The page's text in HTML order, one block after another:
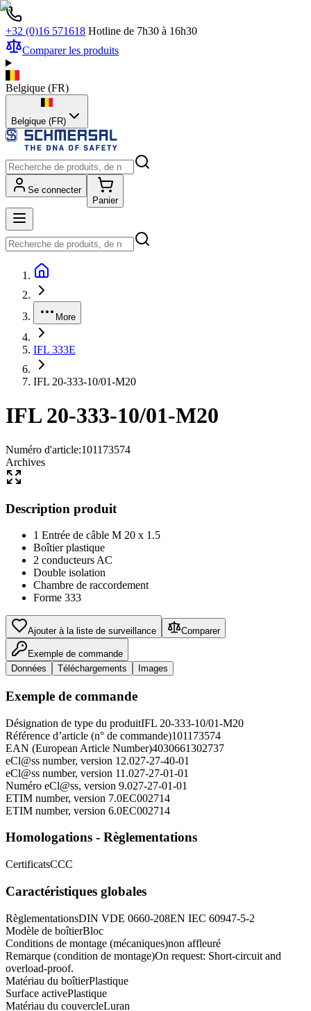
+32 (0)16 571618 Hotline de 7h30 à 16h30
Comparer les produits
Belgique (FR)
Belgique (FR)
Se connecter
Panier
More
IFL 333E
IFL 20-333-10/01-M20
IFL 20-333-10/01-M20
Numéro d'article:101173574
Archives
Description produit
1 Entrée de câble M 20 x 1.5
Boîtier plastique
2 conducteurs AC
Double isolation
Chambre de raccordement
Forme 333
Ajouter à la liste de surveillance Comparer
Exemple de commande
Données
Téléchargements Images
Exemple de commande
Désignation de type du produitIFL 20-333-10/01-M20
Référence d’article (n° de commande)101173574
EAN (European Article Number)4030661302737
eCl@ss number, version 12.027-27-40-01
eCl@ss number, version 11.027-27-01-01
Numéro eCl@ss, version 9.027-27-01-01
ETIM number, version 7.0EC002714
ETIM number, version 6.0EC002714
Homologations - Règlementations
CertificatsCCC
Caractéristiques globales
RèglementationsDIN VDE 0660-208EN IEC 60947-5-2
Modèle de boîtierBloc
Conditions de montage (mécaniques)non affleuré
Remarque (condition de montage)On request: Short-circuit and
overload-proof.
Matériau du boîtierPlastique
Surface activePlastique
Matériau du couvercleLuran